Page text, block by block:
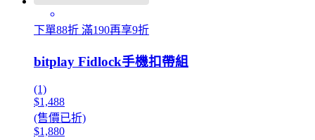
下單88折 滿190再享9折
bitplay Fidlock手機扣帶組
(1)
$1,488
(售價已折)
$1,880